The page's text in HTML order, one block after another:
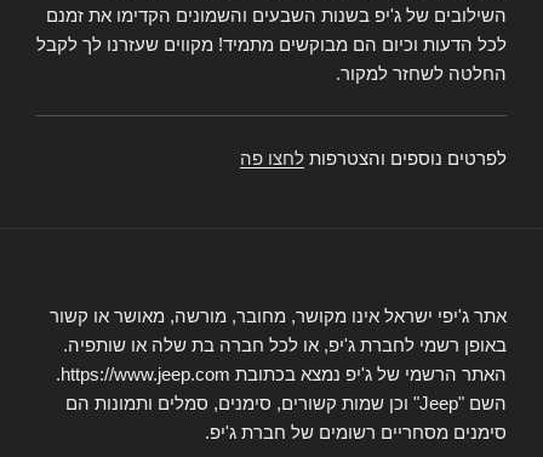
השילובים של ג'יפ בשנות השבעים והשמונים הקדימו את זמנם
לכל הדעות וכיום הם מבוקשים מתמיד! מקווים שעזרנו לך לקבל
החלטה לשחזר למקור.
לפרטים נוספים והצטרפות לחצו פה
אתר ג'יפי ישראל אינו מקושר, מחובר, מורשה, מאושר או קשור
באופן רשמי לחברת ג'יפ, או לכל חברה בת שלה או שותפיה.
האתר הרשמי של ג'יפ נמצא בכתובת https://www.jeep.com.
השם "Jeep" וכן שמות קשורים, סימנים, סמלים ותמונות הם
סימנים מסחריים רשומים של חברת ג'יפ.